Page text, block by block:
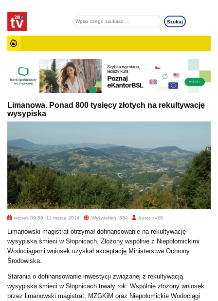
Limanowa. Ponad 800 tysięcy złotych na rekultywację
wysypiska
wtorek 09:59, 11 marca 2014 Wyświetleń: 534 Autor: tv28
Limanowski magistrat otrzymał dofinansowanie na rekultywację
wysypiska śmieci w Słopnicach. Złożony wspólnie z Niepołomickimi
Wodociągami wniosek uzyskał akceptację Ministerstwa Ochrony
Środowiska.
Starania o dofinansowanie inwestycji związanej z rekultywacją
wysypiska śmieci w Słopnicach trwały rok. Wspólnie złożony wniosek
przez limanowski magistrat, MZGKiM oraz Niepołomickie Wodociągi